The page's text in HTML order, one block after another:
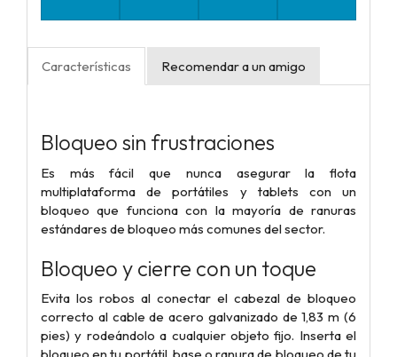
Características Recomendar a un amigo
Bloqueo sin frustraciones
Es más fácil que nunca asegurar la flota
multiplataforma de portátiles y tablets con un
bloqueo que funciona con la mayoría de ranuras
estándares de bloqueo más comunes del sector.
Bloqueo y cierre con un toque
Evita los robos al conectar el cabezal de bloqueo
correcto al cable de acero galvanizado de 1,83 m (6
pies) y rodeándolo a cualquier objeto fijo. Inserta el